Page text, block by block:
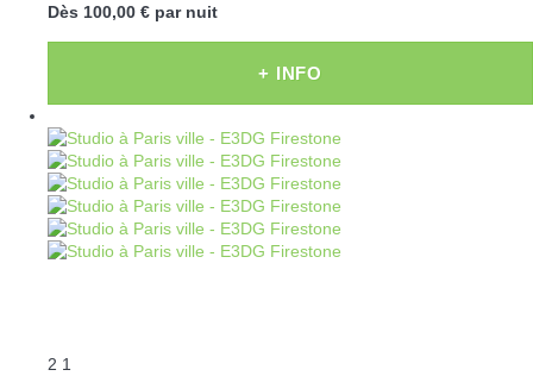
Dès 100,00 € par nuit
+ INFO
2 1